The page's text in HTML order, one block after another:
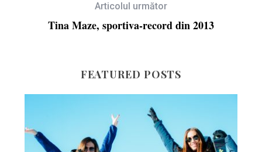
Articolul următor
Tina Maze, sportiva-record din 2013
FEATURED POSTS